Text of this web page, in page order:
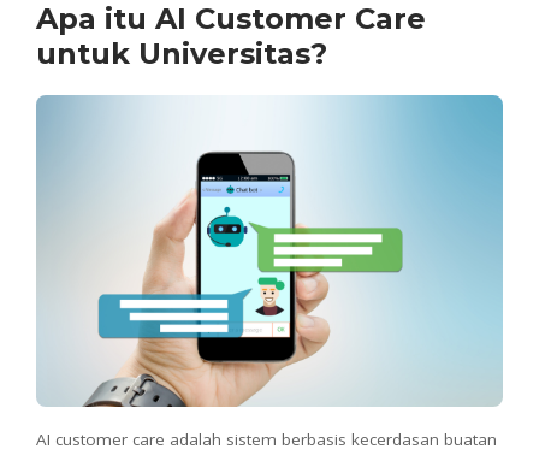
Apa itu AI Customer Care
untuk Universitas?
AI customer care adalah sistem berbasis kecerdasan buatan